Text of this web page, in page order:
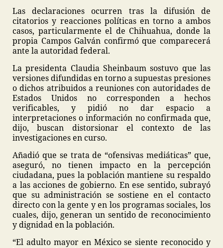
Las declaraciones ocurren tras la difusión de
citatorios y reacciones políticas en torno a ambos
casos, particularmente el de Chihuahua, donde la
propia Campos Galván confirmó que comparecerá
ante la autoridad federal.
La presidenta Claudia Sheinbaum sostuvo que las
versiones difundidas en torno a supuestas presiones
o dichos atribuidos a reuniones con autoridades de
Estados Unidos no corresponden a hechos
verificables, y pidió no dar espacio a
interpretaciones o información no confirmada que,
dijo, buscan distorsionar el contexto de las
investigaciones en curso.
Añadió que se trata de “ofensivas mediáticas” que,
aseguró, no tienen impacto en la percepción
ciudadana, pues la población mantiene su respaldo
a las acciones de gobierno. En ese sentido, subrayó
que su administración se sostiene en el contacto
directo con la gente y en los programas sociales, los
cuales, dijo, generan un sentido de reconocimiento
y dignidad en la población.
“El adulto mayor en México se siente reconocido y